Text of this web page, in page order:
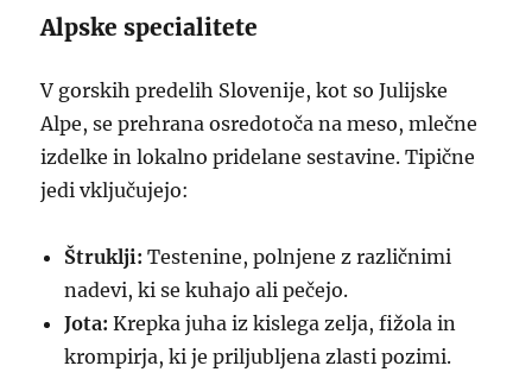
Alpske specialitete
V gorskih predelih Slovenije, kot so Julijske
Alpe, se prehrana osredotoča na meso, mlečne
izdelke in lokalno pridelane sestavine. Tipične
jedi vključujejo:
Štruklji: Testenine, polnjene z različnimi
nadevi, ki se kuhajo ali pečejo.
Jota: Krepka juha iz kislega zelja, fižola in
krompirja, ki je priljubljena zlasti pozimi.